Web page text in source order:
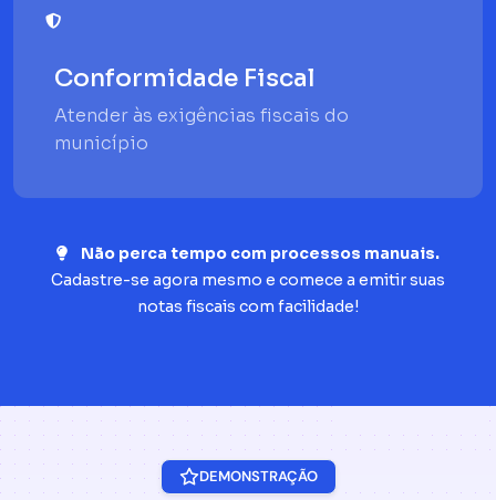
Conformidade Fiscal
Atender às exigências fiscais do
município
Não perca tempo com processos manuais.
Cadastre-se agora mesmo e comece a emitir suas
notas fiscais com facilidade!
DEMONSTRAÇÃO